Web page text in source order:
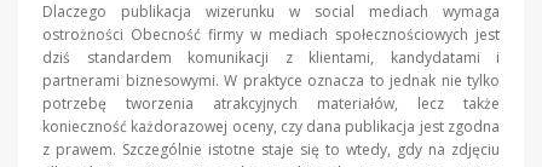
Dlaczego publikacja wizerunku w social mediach wymaga
ostrożności Obecność firmy w mediach społecznościowych jest
dziś standardem komunikacji z klientami, kandydatami i
partnerami biznesowymi. W praktyce oznacza to jednak nie tylko
potrzebę tworzenia atrakcyjnych materiałów, lecz także
konieczność każdorazowej oceny, czy dana publikacja jest zgodna
z prawem. Szczególnie istotne staje się to wtedy, gdy na zdjęciu